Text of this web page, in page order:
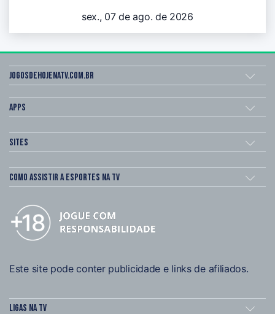
sex., 07 de ago. de 2026
Jogosdehojenatv.com.br
Apps
Sites
Como assistir a esportes na TV
Este site pode conter publicidade e links de afiliados.
Ligas na TV